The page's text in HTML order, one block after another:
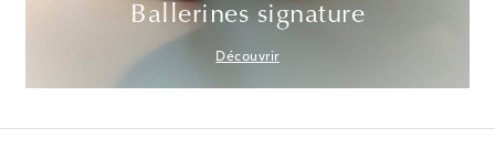
Ballerines signature
Découvrir